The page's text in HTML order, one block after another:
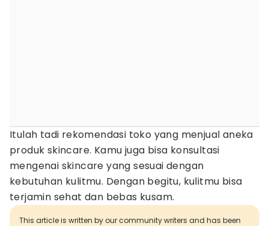
Itulah tadi rekomendasi toko yang menjual aneka
produk skincare. Kamu juga bisa konsultasi
mengenai skincare yang sesuai dengan
kebutuhan kulitmu. Dengan begitu, kulitmu bisa
terjamin sehat dan bebas kusam.
This article is written by our community writers and has been